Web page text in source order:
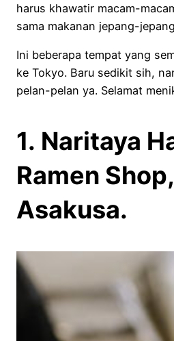
harus khawatir macam-
sama makanan jepang-
Ini beberapa tempat yang
ke Tokyo. Baru sedikit sih,
pelan-pelan ya. Selamat
1. Naritaya
Ramen Shop,
Asakusa.